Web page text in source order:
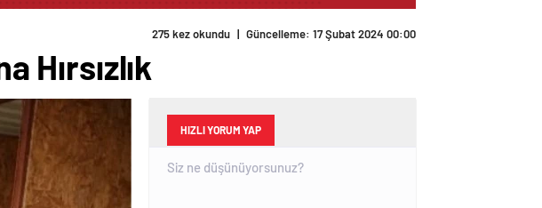
275 kez okundu | Güncelleme: 17 Şubat 2024 00:00
Hırsızlık
HIZLI YORUM YAP